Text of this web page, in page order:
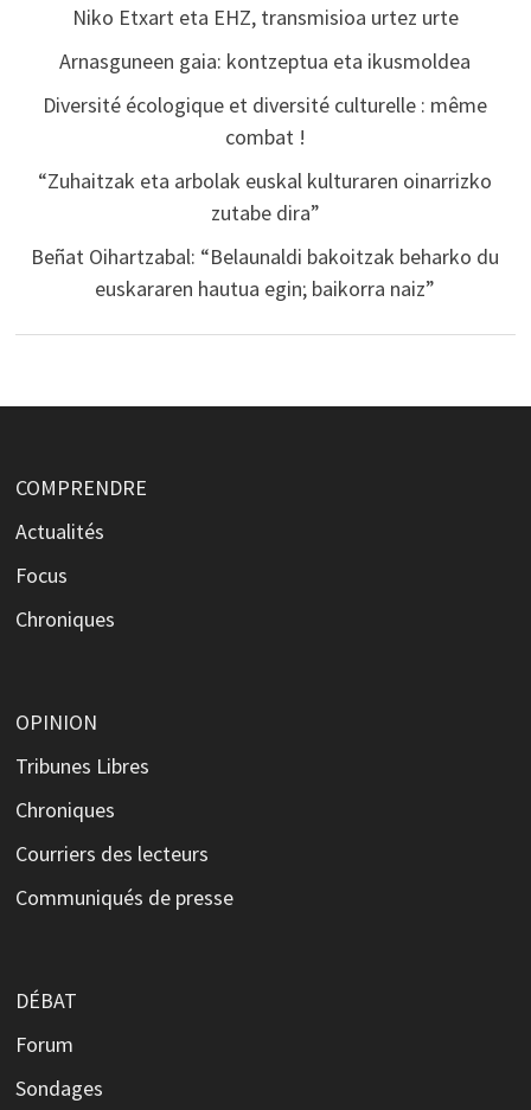
Niko Etxart eta EHZ, transmisioa urtez urte
Arnasguneen gaia: kontzeptua eta ikusmoldea
Diversité écologique et diversité culturelle : même
combat !
“Zuhaitzak eta arbolak euskal kulturaren oinarrizko
zutabe dira”
Beñat Oihartzabal: “Belaunaldi bakoitzak beharko du
euskararen hautua egin; baikorra naiz”
COMPRENDRE
Actualités
Focus
Chroniques
OPINION
Tribunes Libres
Chroniques
Courriers des lecteurs
Communiqués de presse
DÉBAT
Forum
Sondages